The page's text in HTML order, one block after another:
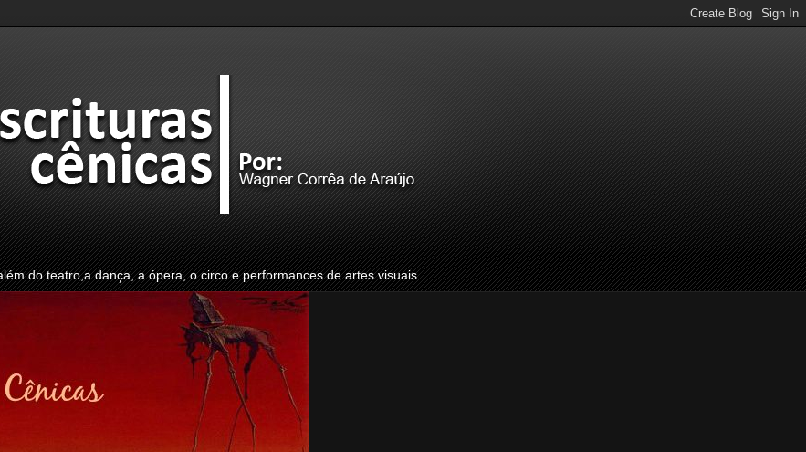
do teatro,a dança, a ópera, o circo e performances de artes visuais.